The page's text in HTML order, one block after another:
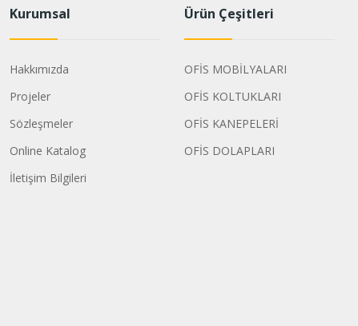
Kurumsal
Hakkımızda
Projeler
Sözleşmeler
Online Katalog
İletişim Bilgileri
Ürün Çeşitleri
OFİS MOBİLYALARI
OFİS KOLTUKLARI
OFİS KANEPELERİ
OFİS DOLAPLARI